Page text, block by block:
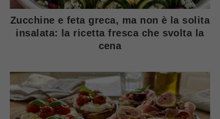
Zucchine e feta greca, ma non è la solita
insalata: la ricetta fresca che svolta la
cena